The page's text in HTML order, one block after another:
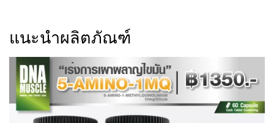
แนะนำผลิตภัณฑ์